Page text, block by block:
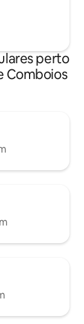
perto
Comboios